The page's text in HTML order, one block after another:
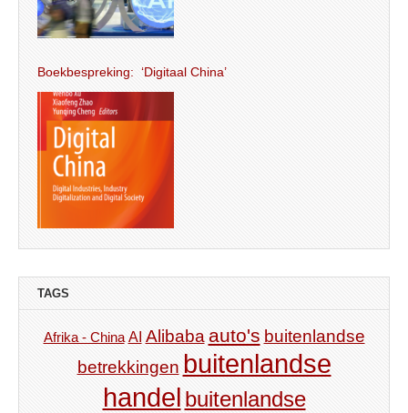
Boekbespreking: ‘Digitaal China’
TAGS
Afrika - China AI Alibaba auto's buitenlandse
betrekkingen buitenlandse
handel buitenlandse